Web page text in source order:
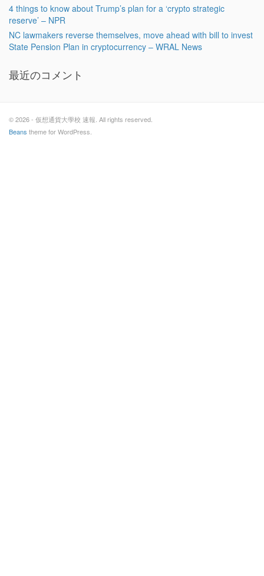
4 things to know about Trump’s plan for a ‘crypto strategic
reserve’ – NPR
NC lawmakers reverse themselves, move ahead with bill to invest
State Pension Plan in cryptocurrency – WRAL News
最近のコメント
© 2026 - 仮想通貨大學校 速報. All rights reserved.
Beans theme for WordPress.